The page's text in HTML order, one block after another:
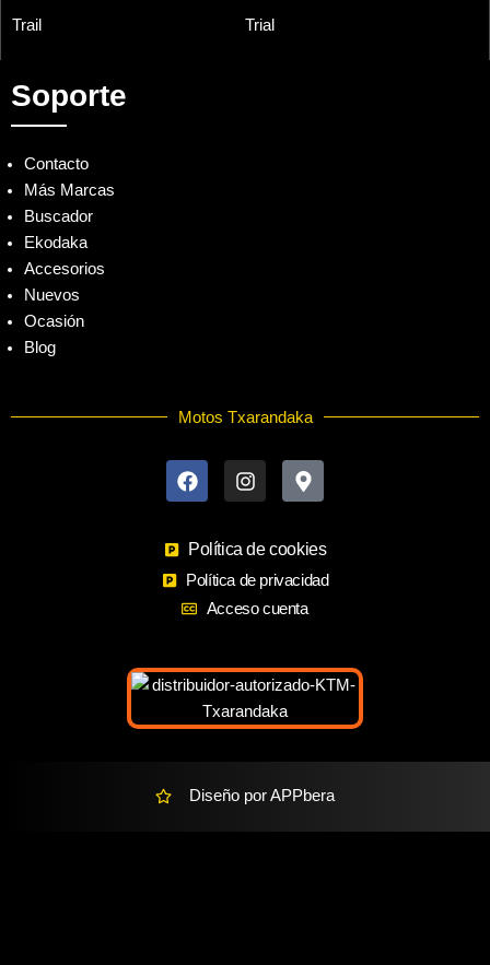
Trail Trial
Soporte
Contacto
Más Marcas
Buscador
Ekodaka
Accesorios
Nuevos
Ocasión
Blog
Motos Txarandaka
a
c
o
o
k
n
s
g
r
a
m
a
p
a
r
k
e
a
l
Política de cookies
Política de privacidad
Acceso cuenta
Diseño por APPbera